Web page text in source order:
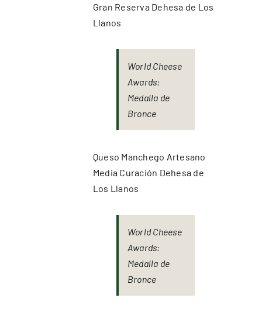
Gran Reserva Dehesa de Los
Llanos
World Cheese
Awards:
Medalla de
Bronce
Queso Manchego Artesano
Media Curación Dehesa de
Los Llanos
World Cheese
Awards:
Medalla de
Bronce